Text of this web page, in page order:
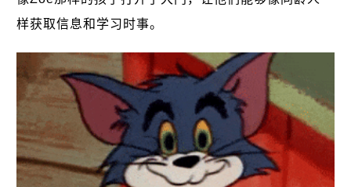
样获取信息和学习时事。